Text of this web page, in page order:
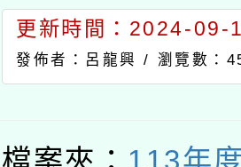
更新時間：2024-09-
發佈者：呂龍興 / 瀏覽數：